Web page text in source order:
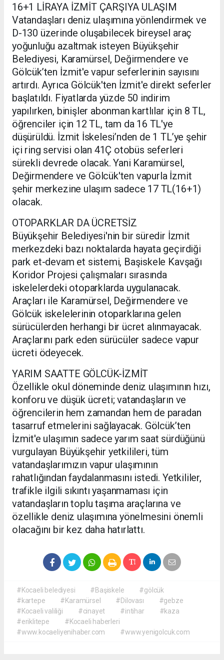
16+1 LİRAYA İZMİT ÇARŞIYA ULAŞIM
Vatandaşları deniz ulaşımına yönlendirmek ve
D-130 üzerinde oluşabilecek bireysel araç
yoğunluğu azaltmak isteyen Büyükşehir
Belediyesi, Karamürsel, Değirmendere ve
Gölcük’ten İzmit'e vapur seferlerinin sayısını
artırdı. Ayrıca Gölcük'ten İzmit'e direkt seferler
başlatıldı. Fiyatlarda yüzde 50 indirim
yapılırken, binişler abonman kartlılar için 8 TL,
öğrenciler için 12 TL, tam da 16 TL'ye
düşürüldü. İzmit İskelesi’nden de 1 TL’ye şehir
içi ring servisi olan 41Ç otobüs seferleri
sürekli devrede olacak. Yani Karamürsel,
Değirmendere ve Gölcük'ten vapurla İzmit
şehir merkezine ulaşım sadece 17 TL(16+1)
olacak.
OTOPARKLAR DA ÜCRETSİZ
Büyükşehir Belediyesi'nin bir süredir İzmit
merkezdeki bazı noktalarda hayata geçirdiği
park et-devam et sistemi, Başiskele Kavşağı
Koridor Projesi çalışmaları sırasında
iskelelerdeki otoparklarda uygulanacak.
Araçları ile Karamürsel, Değirmendere ve
Gölcük iskelelerinin otoparklarına gelen
sürücülerden herhangi bir ücret alınmayacak.
Araçlarını park eden sürücüler sadece vapur
ücreti ödeyecek.
YARIM SAATTE GÖLCÜK-İZMİT
Özellikle okul döneminde deniz ulaşımının hızı,
konforu ve düşük ücreti; vatandaşların ve
öğrencilerin hem zamandan hem de paradan
tasarruf etmelerini sağlayacak. Gölcük’ten
İzmit'e ulaşımın sadece yarım saat sürdüğünü
vurgulayan Büyükşehir yetkilileri, tüm
vatandaşlarımızın vapur ulaşımının
rahatlığından faydalanmasını istedi. Yetkililer,
trafikle ilgili sıkıntı yaşanmaması için
vatandaşların toplu taşıma araçlarına ve
özellikle deniz ulaşımına yönelmesini önemli
olacağını bir kez daha hatırlattı.
#Kocaeli belediyesi #Başiskele
#gölcük
#kartepe
#Karamürsel #Dilovası
#gebze
#Kocaeli valiliği
#cinayet #intihar
#kaza
#eriklitepe
#Kocaeli haberleri
#www.kocaeliyenihaber.com
#www.yenigolcuk.com